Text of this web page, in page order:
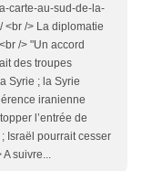
carte-au-sud-de-la-
<br /> La diplomatie
/> "Un accord
des troupes
Syrie ; la Syrie
iranienne
l’entrée de
Israël pourrait cesser
suivre...